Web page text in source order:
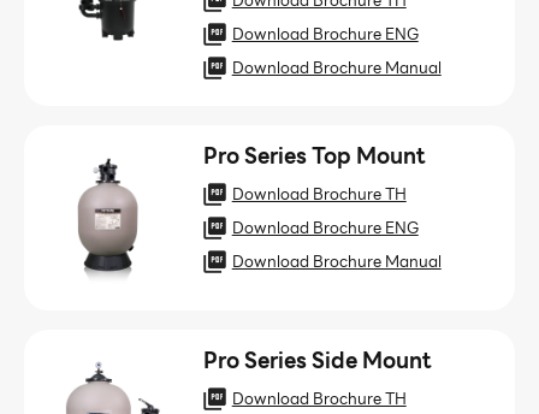
Download Brochure ENG
Download Brochure Manual
Pro Series Top Mount
Download Brochure TH
Download Brochure ENG
Download Brochure Manual
Pro Series Side Mount
Download Brochure TH